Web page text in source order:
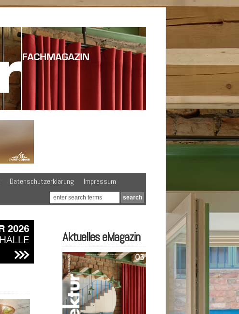
Datenschutzerklärung Impressum
Aktuelles eMagazin